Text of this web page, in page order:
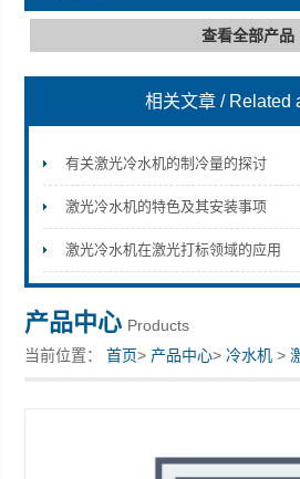
上海拓纷机械设备有限公司
查看全部产品
相关文章 / Related
有关激光冷水机的制冷量的探讨
激光冷水机的特色及其安装事项
激光冷水机在激光打标领域的应用
产品中心 Products
当前位置：首页> 产品中心>冷水机 >
上海拓纷厂家供应